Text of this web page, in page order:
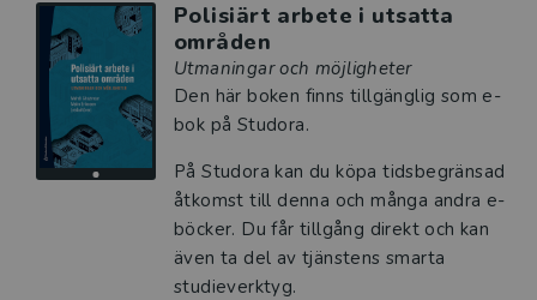
Polisiärt arbete i utsatta
områden
Utmaningar och möjligheter
Den här boken finns tillgänglig som e-
bok på Studora.
På Studora kan du köpa tidsbegränsad
åtkomst till denna och många andra e-
böcker. Du får tillgång direkt och kan
även ta del av tjänstens smarta
studieverktyg.